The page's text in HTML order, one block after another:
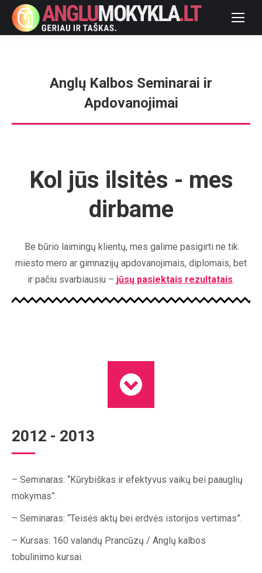
Anglų Kalbos Seminarai ir
Apdovanojimai
You are here:
Kol jūs ilsitės - mes
dirbame
Be būrio laimingų klientų, mes galime pasigirti ne tik
miesto mero ar gimnazijų apdovanojimais, diplomais, bet
ir pačiu svarbiausiu – jūsų pasiektais rezultatais.
2012 - 2013
– Seminaras: “Kūrybiškas ir efektyvus vaikų bei paauglių
mokymas”.
– Seminaras: “Teisės aktų bei erdvės istorijos vertimas”.
– Kursas: 160 valandų Prancūzų / Anglų kalbos
tobulinimo kursai.